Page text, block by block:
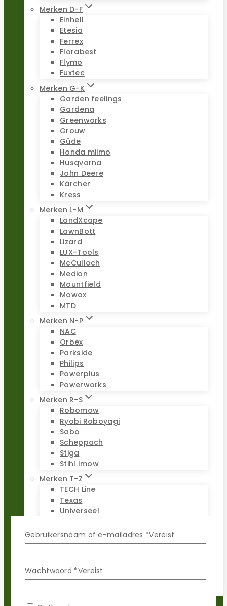
Merken D-F
Einhell
Etesia
Ferrex
Florabest
Flymo
Fuxtec
Merken G-K
Garden feelings
Gardena
Greenworks
Grouw
Güde
Honda miimo
Husqvarna
John Deere
Kärcher
Kress
Merken L-M
LandXcape
LawnBott
Lizard
LUX-Tools
McCulloch
Medion
Mountfield
Mowox
MTD
Merken N-P
NAC
Orbex
Parkside
Philips
Powerplus
Powerworks
Merken R-S
Robomow
Ryobi Roboyagi
Sabo
Scheppach
Stiga
Stihl Imow
Merken T-Z
TECH Line
Texas
Universeel
Wiper
WOLF-Garten
Zoef Robot
Gebruikersnaam of e-mailadres *Vereist
Wachtwoord *Vereist